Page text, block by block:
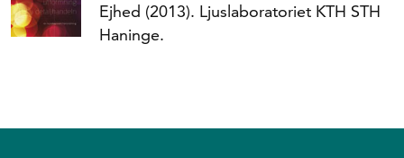
Ejhed (2013). Ljuslaboratoriet KTH STH
Haninge.